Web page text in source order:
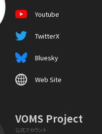
Youtube
TwitterX
Bluesky
Web Site
VOMS Project
公式アカウント